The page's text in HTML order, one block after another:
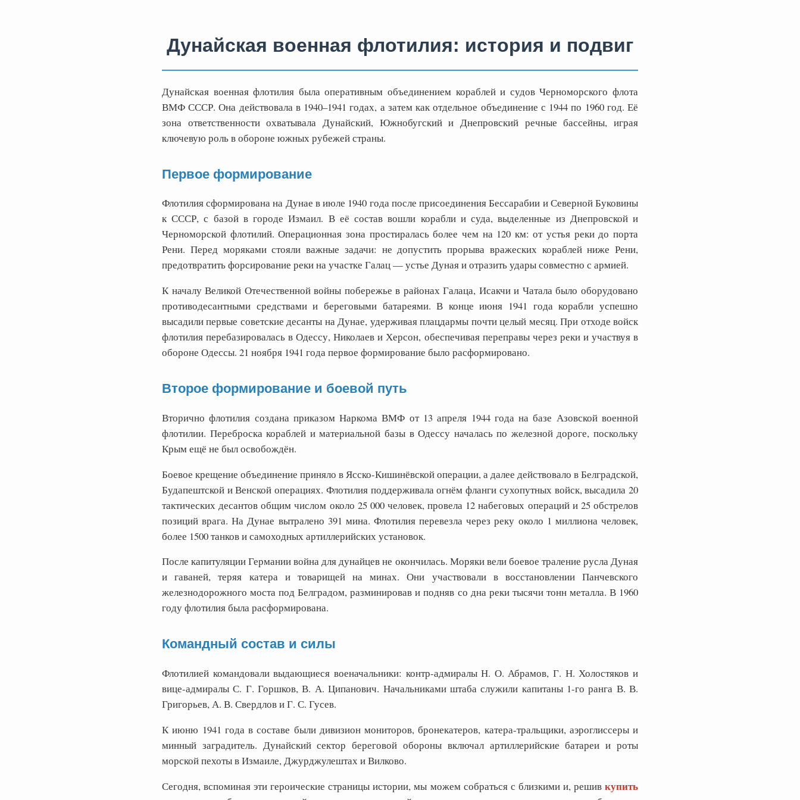
Дунайская военная флотилия: история и подвиг
Дунайская военная флотилия была оперативным объединением кораблей и судов Черноморского флота
ВМФ СССР. Она действовала в 1940–1941 годах, а затем как отдельное объединение с 1944 по 1960 год. Её
зона ответственности охватывала Дунайский, Южнобугский и Днепровский речные бассейны, играя
ключевую роль в обороне южных рубежей страны.
Первое формирование
Флотилия сформирована на Дунае в июле 1940 года после присоединения Бессарабии и Северной Буковины
к СССР, с базой в городе Измаил. В её состав вошли корабли и суда, выделенные из Днепровской и
Черноморской флотилий. Операционная зона простиралась более чем на 120 км: от устья реки до порта
Рени. Перед моряками стояли важные задачи: не допустить прорыва вражеских кораблей ниже Рени,
предотвратить форсирование реки на участке Галац — устье Дуная и отразить удары совместно с армией.
К началу Великой Отечественной войны побережье в районах Галаца, Исакчи и Чатала было оборудовано
противодесантными средствами и береговыми батареями. В конце июня 1941 года корабли успешно
высадили первые советские десанты на Дунае, удерживая плацдармы почти целый месяц. При отходе войск
флотилия перебазировалась в Одессу, Николаев и Херсон, обеспечивая переправы через реки и участвуя в
обороне Одессы. 21 ноября 1941 года первое формирование было расформировано.
Второе формирование и боевой путь
Вторично флотилия создана приказом Наркома ВМФ от 13 апреля 1944 года на базе Азовской военной
флотилии. Переброска кораблей и материальной базы в Одессу началась по железной дороге, поскольку
Крым ещё не был освобождён.
Боевое крещение объединение приняло в Ясско-Кишинёвской операции, а далее действовало в Белградской,
Будапештской и Венской операциях. Флотилия поддерживала огнём фланги сухопутных войск, высадила 20
тактических десантов общим числом около 25 000 человек, провела 12 набеговых операций и 25 обстрелов
позиций врага. На Дунае вытралено 391 мина. Флотилия перевезла через реку около 1 миллиона человек,
более 1500 танков и самоходных артиллерийских установок.
После капитуляции Германии война для дунайцев не окончилась. Моряки вели боевое траление русла Дуная
и гаваней, теряя катера и товарищей на минах. Они участвовали в восстановлении Панчевского
железнодорожного моста под Белградом, разминировав и подняв со дна реки тысячи тонн металла. В 1960
году флотилия была расформирована.
Командный состав и силы
Флотилией командовали выдающиеся военачальники: контр-адмиралы Н. О. Абрамов, Г. Н. Холостяков и
вице-адмиралы С. Г. Горшков, В. А. Ципанович. Начальниками штаба служили капитаны 1-го ранга В. В.
Григорьев, А. В. Свердлов и Г. С. Гусев.
К июню 1941 года в составе были дивизион мониторов, бронекатеров, катера-тральщики, аэроглиссеры и
минный заградитель. Дунайский сектор береговой обороны включал артиллерийские батареи и роты
морской пехоты в Измаиле, Джурджулештах и Вилково.
Сегодня, вспоминая эти героические страницы истории, мы можем собраться с близкими и, решив купить